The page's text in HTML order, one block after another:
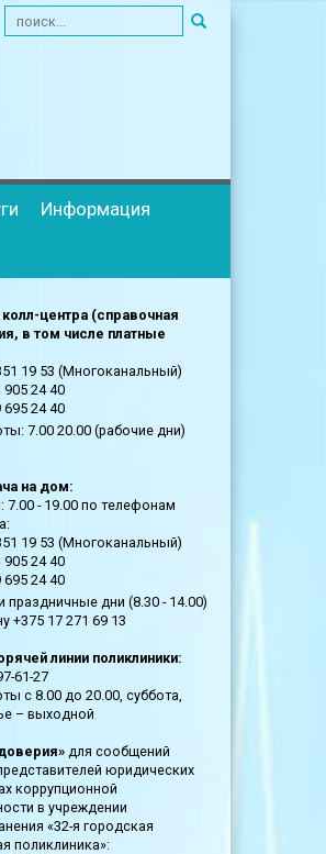
Информация
центра (справочная
в том числе платные
19 53 (Многоканальный)
905 24 40
695 24 40
7.00 20.00 (рабочие дни)
на дом:
7.00 - 19.00 по телефонам
19 53 (Многоканальный)
905 24 40
695 24 40
праздничные дни (8.30 - 14.00)
+375 17 271 69 13
линии поликлиники:
61-27
с 8.00 до 20.00, суббота,
– выходной
для сообщений
юридических
коррупционной
в учреждении
«32-я городская
поликлиника»: